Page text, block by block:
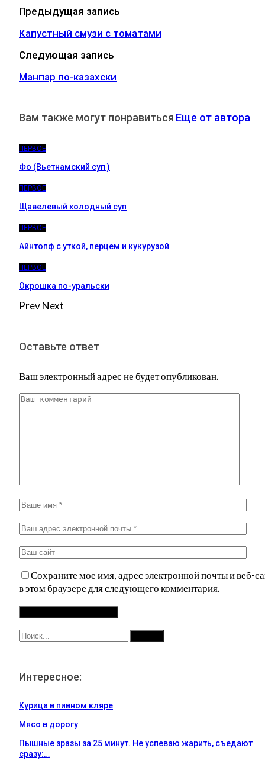
Предыдущая запись
Капустный смузи с томатами
Следующая запись
Манпар по-казахски
Вам также могут понравиться Еще от автора
ПЕРВОЕ
Фо (Вьетнамский суп )
ПЕРВОЕ
Щавелевый холодный суп
ПЕРВОЕ
Айнтопф с уткой, перцем и кукурузой
ПЕРВОЕ
Окрошка по-уральски
PrevNext
Оставьте ответ
Ваш электронный адрес не будет опубликован.
Сохраните мое имя, адрес электронной почты и веб-
в этом браузере для следующего комментария.
Интересное:
Курица в пивном кляре
Мясо в дорогу
Пышные зразы за 25 минут. Не успеваю жарить, съедают
сразу:…